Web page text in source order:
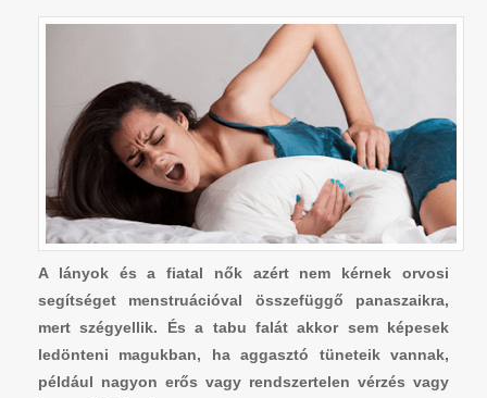
A lányok és a fiatal nők azért nem kérnek orvosi
segítséget menstruációval összefüggő panaszaikra,
mert szégyellik. És a tabu falát akkor sem képesek
ledönteni magukban, ha aggasztó tüneteik vannak,
például nagyon erős vagy rendszertelen vérzés vagy